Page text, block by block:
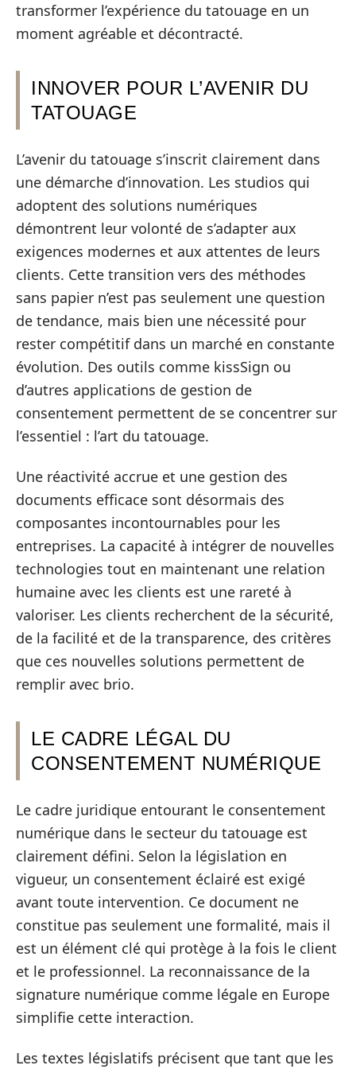
transformer l’expérience du tatouage en un
moment agréable et décontracté.
INNOVER POUR L’AVENIR DU
TATOUAGE
L’avenir du tatouage s’inscrit clairement dans
une démarche d’innovation. Les studios qui
adoptent des solutions numériques
démontrent leur volonté de s’adapter aux
exigences modernes et aux attentes de leurs
clients. Cette transition vers des méthodes
sans papier n’est pas seulement une question
de tendance, mais bien une nécessité pour
rester compétitif dans un marché en constante
évolution. Des outils comme kissSign ou
d’autres applications de gestion de
consentement permettent de se concentrer sur
l’essentiel : l’art du tatouage.
Une réactivité accrue et une gestion des
documents efficace sont désormais des
composantes incontournables pour les
entreprises. La capacité à intégrer de nouvelles
technologies tout en maintenant une relation
humaine avec les clients est une rareté à
valoriser. Les clients recherchent de la sécurité,
de la facilité et de la transparence, des critères
que ces nouvelles solutions permettent de
remplir avec brio.
LE CADRE LÉGAL DU
CONSENTEMENT NUMÉRIQUE
Le cadre juridique entourant le consentement
numérique dans le secteur du tatouage est
clairement défini. Selon la législation en
vigueur, un consentement éclairé est exigé
avant toute intervention. Ce document ne
constitue pas seulement une formalité, mais il
est un élément clé qui protège à la fois le client
et le professionnel. La reconnaissance de la
signature numérique comme légale en Europe
simplifie cette interaction.
Les textes législatifs précisent que tant que les